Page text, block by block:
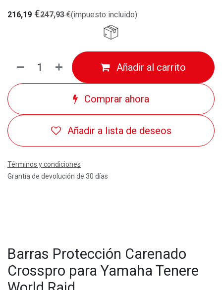
216,19 €247,93€(impuesto incluido)
Añadir al carrito
Comprar ahora
Añadir a lista de deseos
Términos y condiciones
Grantía de devolución de 30 días
Barras Protección Carenado
Crosspro para Yamaha Tenere